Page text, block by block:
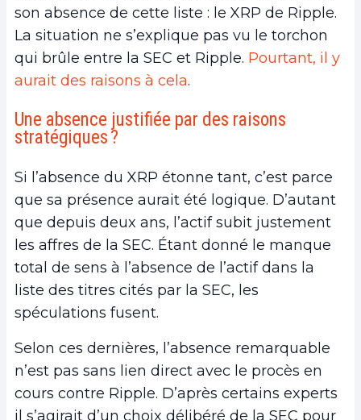
son absence de cette liste : le XRP de Ripple.
La situation ne s’explique pas vu le torchon
qui brûle entre la SEC et Ripple. Pourtant, il y
aurait des raisons à cela.
Une absence justifiée par des raisons
stratégiques ?
Si l’absence du XRP étonne tant, c’est parce
que sa présence aurait été logique. D’autant
que depuis deux ans, l’actif subit justement
les affres de la SEC. Étant donné le manque
total de sens à l’absence de l’actif dans la
liste des titres cités par la SEC, les
spéculations fusent.
Selon ces dernières, l’absence remarquable
n’est pas sans lien direct avec le procès en
cours contre Ripple. D’après certains experts
il s’agirait d’un choix délibéré de la SEC pour